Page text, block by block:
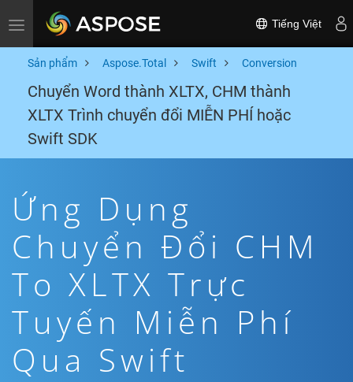
Toggle navigation Tiếng Việt
Sản phẩm Aspose.Total Swift Conversion
Chuyển Word thành XLTX, CHM thành
XLTX Trình chuyển đổi MIỄN PHÍ hoặc
Swift SDK
Ứng Dụng
Chuyển Đổi CHM
To XLTX Trực
Tuyến Miễn Phí
Qua Swift